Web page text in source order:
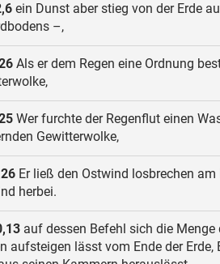
ein Dunst aber stieg von der Erde
–,
Als er dem Regen eine Ordnung
Wer furchte der Regenflut einen
Gewitterwolke,
Er ließ den Ostwind losbrechen
herbei.
auf dessen Befehl sich die
aufsteigen lässt vom Ende der